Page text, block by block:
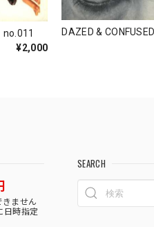
no.011
¥2,000
DAZED &
きません
日時指定
SEARCH